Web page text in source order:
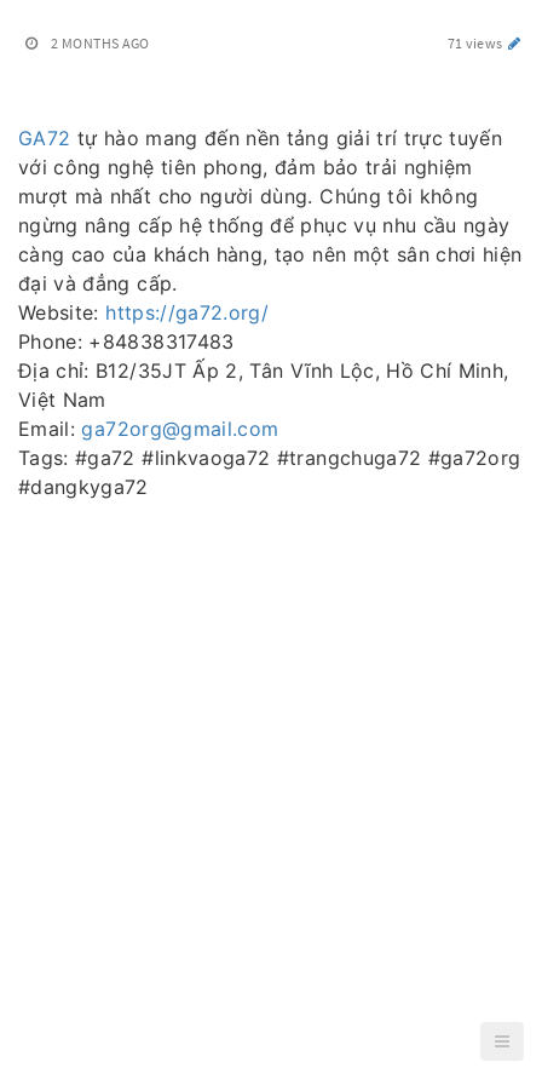
2 MONTHS AGO 71 views
GA72 tự hào mang đến nền tảng giải trí trực tuyến
với công nghệ tiên phong, đảm bảo trải nghiệm
mượt mà nhất cho người dùng. Chúng tôi không
ngừng nâng cấp hệ thống để phục vụ nhu cầu ngày
càng cao của khách hàng, tạo nên một sân chơi hiện
đại và đẳng cấp.
Website: https://ga72.org/
Phone: +84838317483
Địa chỉ: B12/35JT Ấp 2, Tân Vĩnh Lộc, Hồ Chí Minh,
Việt Nam
Email:ga72org@gmail.com
Tags: #ga72 #linkvaoga72 #trangchuga72 #ga72org
#dangkyga72